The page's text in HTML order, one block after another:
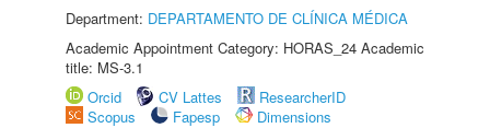
Department: DEPARTAMENTO DE CLÍNICA MÉDICA
Academic Appointment Category: HORAS_24 Academic
title: MS-3.1
Orcid
CV Lattes
ResearcherID
Scopus
Fapesp
Dimensions